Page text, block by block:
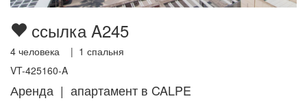
ссылка A245
4 человека | 1 спальня
VT-425160-A
Аренда | апартамент в CALPE